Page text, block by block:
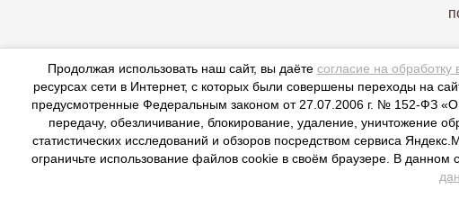
Продолжая использовать наш сайт, вы даёте согласие на обработку
ресурсах сети в Интернет, с которых были совершены переходы на
предусмотренные Федеральным законом от 27.07.2006 г. № 152-ФЗ «О
передачу, обезличивание, блокирование, удаление, уничтожение
статистических исследований и обзоров посредством сервиса
ограничьте использование файлов cookie в своём браузере. В данном